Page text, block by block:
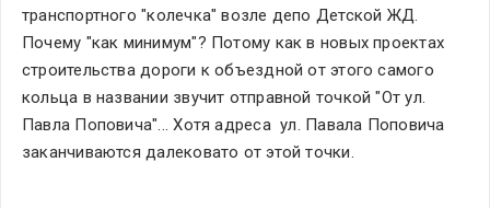
транспортного "колечка" возле депо Детской ЖД.
Почему "как минимум"? Потому как в новых проектах
строительства дороги к объездной от этого самого
кольца в названии звучит отправной точкой "От ул.
Павла Поповича"... Хотя адреса  ул. Павала Поповича
заканчиваются далековато от этой точки.